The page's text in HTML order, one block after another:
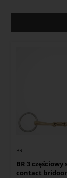
BR
BR 3 częściowy
contact